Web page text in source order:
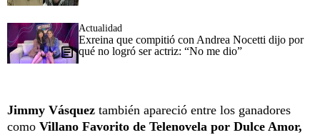
Actualidad
Exreina que compitió con Andrea Nocetti dijo por
qué no logró ser actriz: “No me dio”
Jimmy Vásquez también apareció entre los ganadores
como Villano Favorito de Telenovela por Dulce Amor,